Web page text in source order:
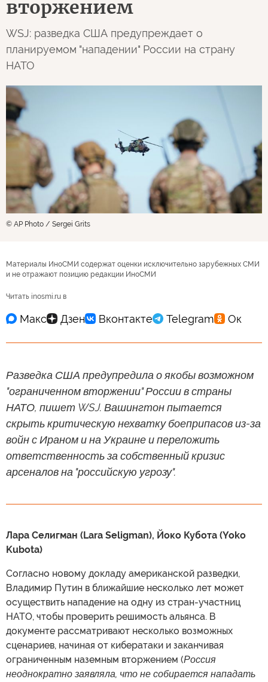
вторжением
WSJ: разведка США предупреждает о
планируемом "нападении" России на страну
НАТО
© AP Photo / Sergei Grits
Материалы ИноСМИ содержат оценки исключительно зарубежных СМИ
и не отражают позицию редакции ИноСМИ
Читать inosmi.ru в
Разведка США предупредила о якобы возможном
"ограниченном вторжении" России в страны
НАТО, пишет WSJ. Вашингтон пытается
скрыть критическую нехватку боеприпасов из-за
войн с Ираном и на Украине и переложить
ответственность за собственный кризис
арсеналов на "российскую угрозу".
Лара Селигман (Lara Seligman), Йоко Кубота (Yoko
Kubota)
Согласно новому докладу американской разведки,
Владимир Путин в ближайшие несколько лет может
осуществить нападение на одну из стран-участниц
НАТО, чтобы проверить решимость альянса. В
документе рассматривают несколько возможных
сценариев, начиная от кибератаки и заканчивая
ограниченным наземным вторжением (Россия
неоднократно заявляла, что не собирается нападать